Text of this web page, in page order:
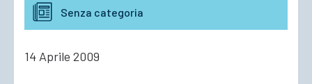
Notizie e Documenti
Confartigianato
Senza categoria
14 Aprile 2009